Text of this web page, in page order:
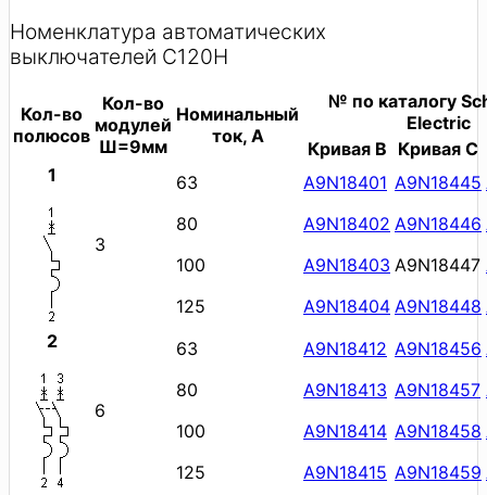
Номенклатура автоматических
выключателей C120H
Кол-во
полюсов
Кол-во
модулей
Ш=9мм
Номинальный
ток, А
№ по каталогу
Electric
Кривая B Кривая C
1
3
63 A9N18401 A9N18445
80
A9N18402 A9N18446
100
A9N18403 A9N18447
125
A9N18404 A9N18448
2
6
63 A9N18412 A9N18456
80
A9N18413 A9N18457
100
A9N18414 A9N18458
125
A9N18415 A9N18459